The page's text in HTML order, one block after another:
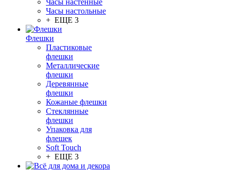
Часы настенные
Часы настольные
+ ЕЩЕ 3
Флешки
Пластиковые
флешки
Металлические
флешки
Деревянные
флешки
Кожаные флешки
Стеклянные
флешки
Упаковка для
флешек
Soft Touch
+ ЕЩЕ 3